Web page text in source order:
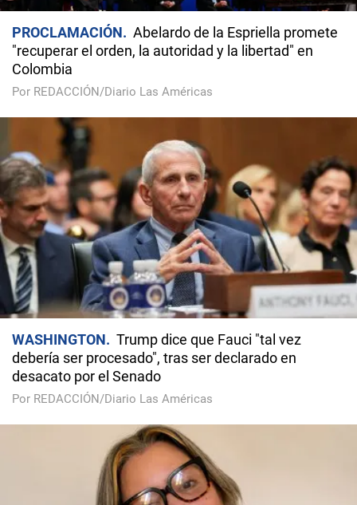
PROCLAMACIÓN
Abelardo de la Espriella promete
"recuperar el orden, la autoridad y la libertad" en
Colombia
Por REDACCIÓN/Diario Las Américas
WASHINGTON
Trump dice que Fauci "tal vez
debería ser procesado", tras ser declarado en
desacato por el Senado
Por REDACCIÓN/Diario Las Américas